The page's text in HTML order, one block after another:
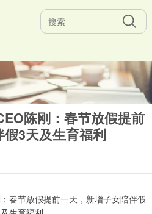
陈刚：春节放假提前
3天及生育福利